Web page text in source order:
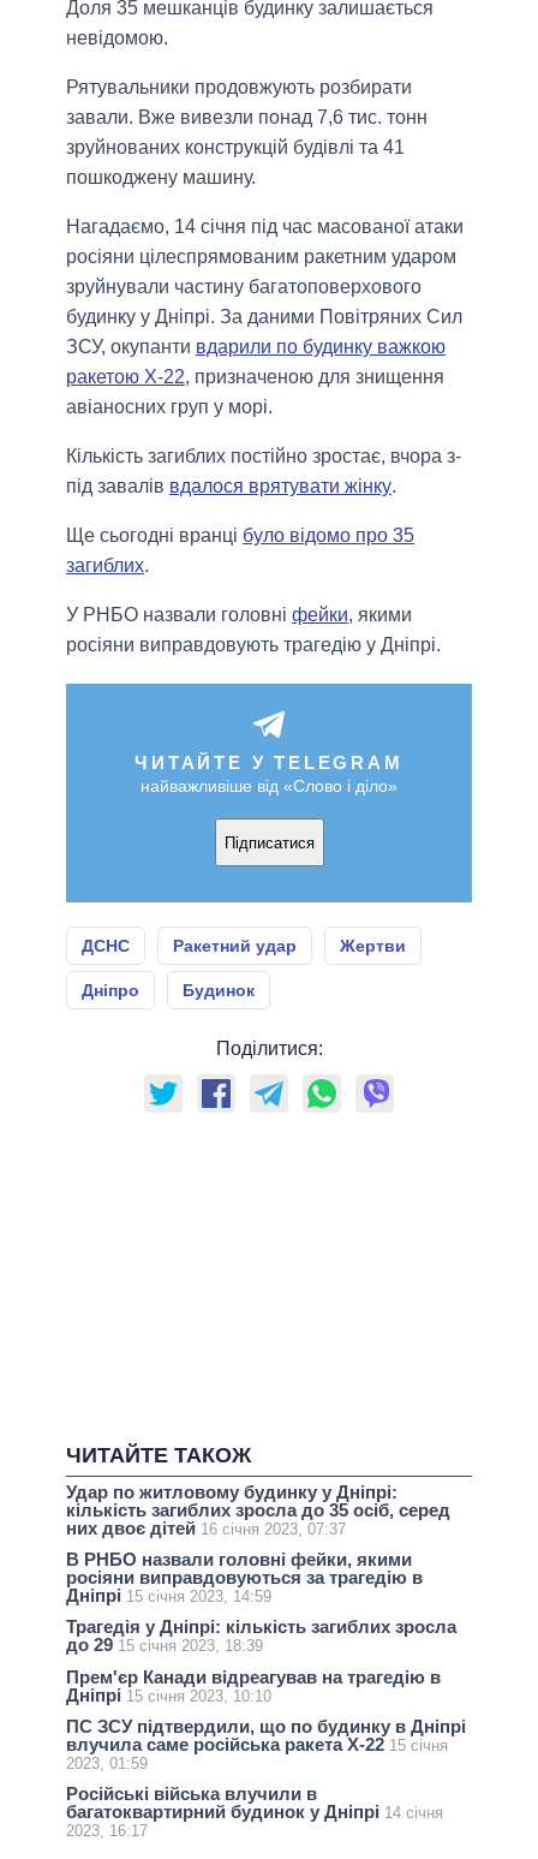
Доля 35 мешканців будинку залишається
невідомою.
Рятувальники продовжують розбирати
завали. Вже вивезли понад 7,6 тис. тонн
зруйнованих конструкцій будівлі та 41
пошкоджену машину.
Нагадаємо, 14 січня під час масованої атаки
росіяни цілеспрямованим ракетним ударом
зруйнували частину багатоповерхового
будинку у Дніпрі. За даними Повітряних Сил
ЗСУ, окупанти вдарили по будинку важкою
ракетою Х-22, призначеною для знищення
авіаносних груп у морі.
Кількість загиблих постійно зростає, вчора з-
під завалів вдалося врятувати жінку.
Ще сьогодні вранці було відомо про 35
загиблих.
У РНБО назвали головні фейки, якими
росіяни виправдовують трагедію у Дніпрі.
ЧИТАЙТЕ У TELEGRAM
найважливіше від «Слово і діло»
Підписатися
ДСНС Ракетний удар Жертви
Дніпро Будинок
Поділитися:
ЧИТАЙТЕ ТАКОЖ
Удар по житловому будинку у Дніпрі:
кількість загиблих зросла до 35 осіб, серед
них двоє дітей 16 січня 2023, 07:37
В РНБО назвали головні фейки, якими
росіяни виправдовуються за трагедію в
Дніпрі 15 січня 2023, 14:59
Трагедія у Дніпрі: кількість загиблих зросла
до 29 15 січня 2023, 18:39
Прем'єр Канади відреагував на трагедію в
Дніпрі 15 січня 2023, 10:10
ПС ЗСУ підтвердили, що по будинку в Дніпрі
влучила саме російська ракета Х-22 15 січня
2023, 01:59
Російські війська влучили в
багатоквартирний будинок у Дніпрі 14 січня
2023, 16:17